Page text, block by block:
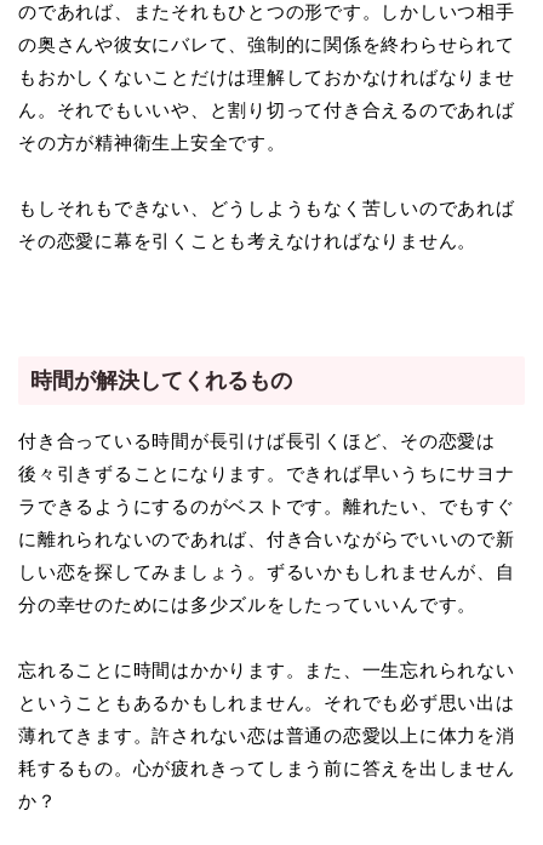
のであれば、またそれもひとつの形です。しかしいつ相手
の奥さんや彼女にバレて、強制的に関係を終わらせられて
もおかしくないことだけは理解しておかなければなりませ
ん。それでもいいや、と割り切って付き合えるのであれば
その方が精神衛生上安全です。
もしそれもできない、どうしようもなく苦しいのであれば
その恋愛に幕を引くことも考えなければなりません。
時間が解決してくれるもの
付き合っている時間が長引けば長引くほど、その恋愛は
後々引きずることになります。できれば早いうちにサヨナ
ラできるようにするのがベストです。離れたい、でもすぐ
に離れられないのであれば、付き合いながらでいいので新
しい恋を探してみましょう。ずるいかもしれませんが、自
分の幸せのためには多少ズルをしたっていいんです。
忘れることに時間はかかります。また、一生忘れられない
ということもあるかもしれません。それでも必ず思い出は
薄れてきます。許されない恋は普通の恋愛以上に体力を消
耗するもの。心が疲れきってしまう前に答えを出しません
か？